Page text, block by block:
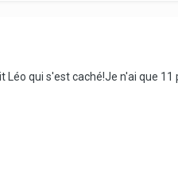
qui s'est caché!Je n'ai que 11